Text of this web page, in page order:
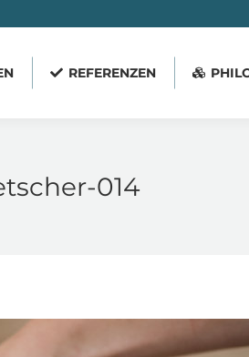
REFERENZEN
014
REFERENZEN